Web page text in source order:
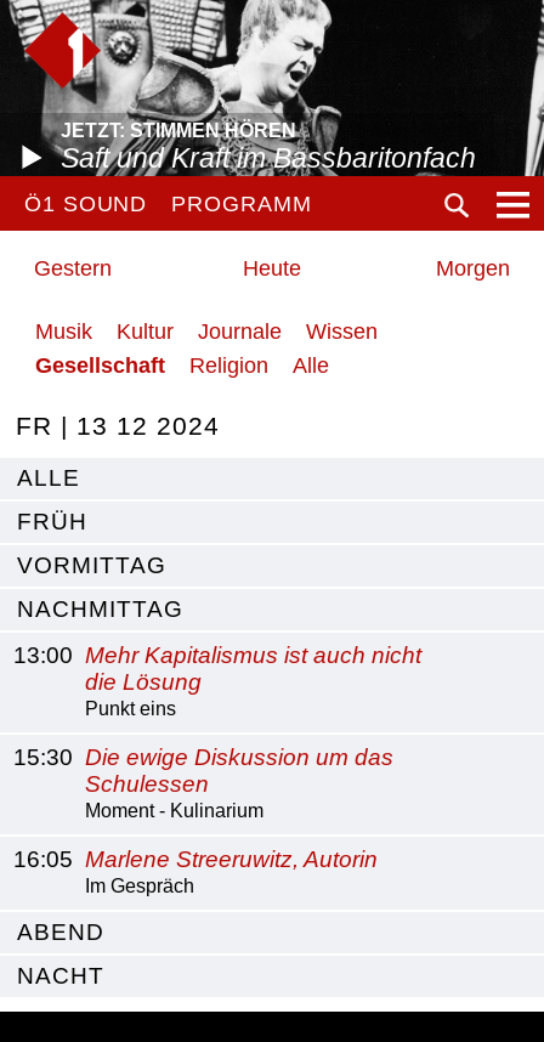
JETZT: STIMMEN HÖREN
Saft und Kraft im Bassbaritonfach
Ö1 SOUND PROGRAMM
Gestern Heute Morgen
Musik Kultur Journale
Wissen
Gesellschaft
Religion Alle
FR | 13 12 2024
ALLE
FRÜH
VORMITTAG
NACHMITTAG
13:00 Mehr Kapitalismus ist auch nicht
die Lösung
Punkt eins
15:30 Die ewige Diskussion um das
Schulessen
Moment - Kulinarium
16:05 Marlene Streeruwitz, Autorin
Im Gespräch
ABEND
NACHT